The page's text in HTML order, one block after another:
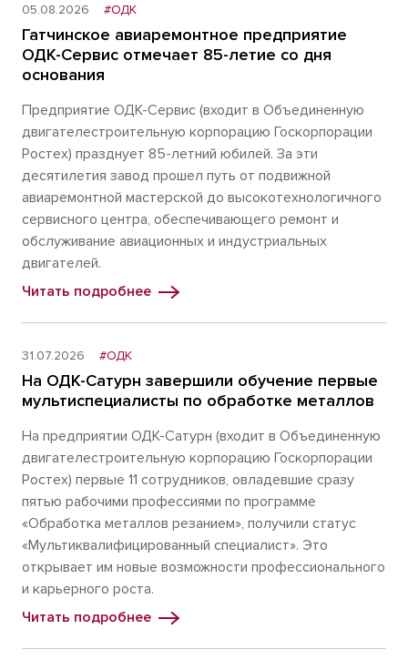
05.08.2026 #ОДК
Гатчинское авиаремонтное предприятие
ОДК-Сервис отмечает 85-летие со дня
основания
Предприятие ОДК-Сервис (входит в Объединенную
двигателестроительную корпорацию Госкорпорации
Ростех) празднует 85-летний юбилей. За эти
десятилетия завод прошел путь от подвижной
авиаремонтной мастерской до высокотехнологичного
сервисного центра, обеспечивающего ремонт и
обслуживание авиационных и индустриальных
двигателей.
Читать подробнее
31.07.2026 #ОДК
На ОДК-Сатурн завершили обучение первые
мультиспециалисты по обработке металлов
На предприятии ОДК-Сатурн (входит в Объединенную
двигателестроительную корпорацию Госкорпорации
Ростех) первые 11 сотрудников, овладевшие сразу
пятью рабочими профессиями по программе
«Обработка металлов резанием», получили статус
«Мультиквалифицированный специалист». Это
открывает им новые возможности профессионального
и карьерного роста.
Читать подробнее